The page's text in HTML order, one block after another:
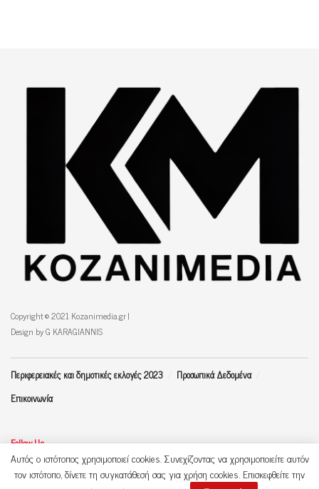
Copyright © 2021 Kozanimedia.gr |
Design by G KARAGIANNIS
Περιφερειακές και δημοτικές εκλογές 2023
Προσωπικά Δεδομένα
Επικοινωνία
Follow Us
Αυτός ο ιστότοπος χρησιμοποιεί cookies. Συνεχίζοντας να χρησιμοποιείτε αυτόν
τον ιστότοπο, δίνετε τη συγκατάθεσή σας για χρήση cookies. Επισκεφθείτε την